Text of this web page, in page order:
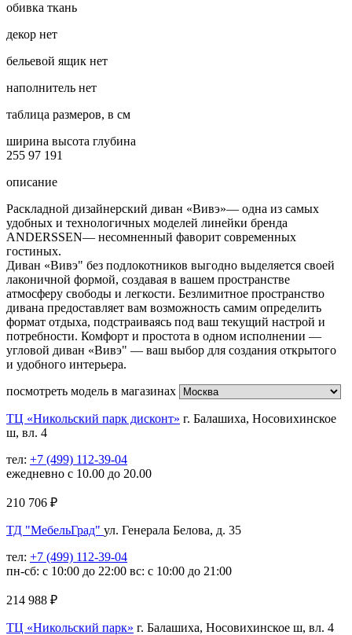
обивка ткань
декор нет
бельевой ящик нет
наполнитель нет
таблица размеров, в см
ширина высота глубина
255 97 191
описание
Раскладной дизайнерский диван «Вивэ»— одна из самых
удобных и технологичных моделей линейки бренда
ANDERSSEN— несомненный фаворит современных
гостиных.
Диван «Вивэ" без подлокотников выгодно выделяется своей
лаконичной формой, создавая в вашем пространстве
атмосферу свободы и легкости. Безлимитное пространство
дивана предоставляет вам возможность самим определить
формат отдыха, подстраиваясь под ваш текущий настрой и
потребности. Комфорт и простота в одном исполнении —
угловой диван «Вивэ" — ваш выбор для создания открытого
и удобного интерьера.
посмотреть модель в магазинах
ТЦ «Никольский парк дисконт» г. Балашиха, Носовихинское
ш, вл. 4
тел: +7 (499) 112-39-04
ежедневно с 10.00 до 20.00
210 706 ₽
ТД "МебельГрад" ул. Генерала Белова, д. 35
тел: +7 (499) 112-39-04
пн-сб: с 10:00 до 22:00 вс: с 10:00 до 21:00
214 988 ₽
ТЦ «Никольский парк» г. Балашиха, Носовихинское ш, вл. 4